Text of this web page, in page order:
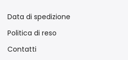
Data di spedizione
Politica di reso
Contatti